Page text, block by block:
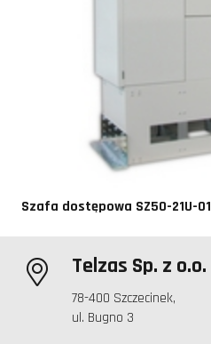
Szafa dostępowa SZ50-21U-01
Telzas Sp. z o.o.
78-400 Szczecinek,
ul. Bugno 3